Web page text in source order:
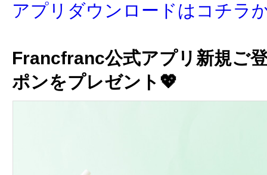
アプリダウンロードはコチラ
Francfranc公式アプリ新規ご
ポンをプレゼント💖